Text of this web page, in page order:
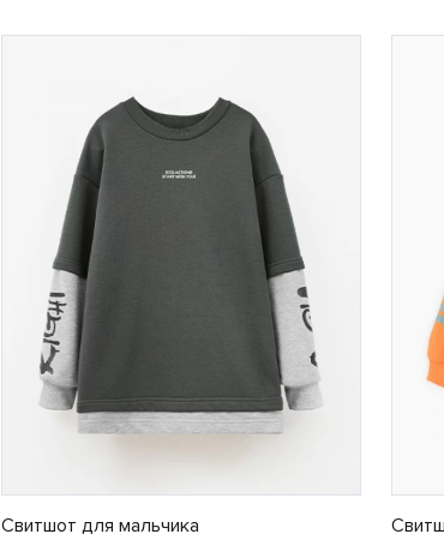
Свитшот для мальчика